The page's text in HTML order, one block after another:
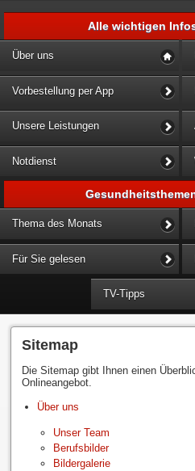
Alle wichtigen
Über uns
Vorbestellung per App
Unsere Leistungen
Notdienst
Thema des Monats
Für Sie gelesen
TV-Tipps
Sitemap
Die Sitemap gibt Ihnen einen
Onlineangebot.
Über uns
Unser Team
Berufsbilder
Bildergalerie